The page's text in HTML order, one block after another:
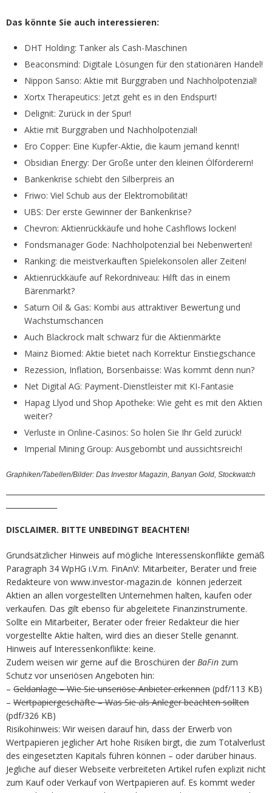
Das könnte Sie auch interessieren:
DHT Holding: Tanker als Cash-Maschinen
Beaconsmind: Digitale Lösungen für den stationären Handel!
Nippon Sanso: Aktie mit Burggraben und Nachholpotenzial!
Xortx Therapeutics: Jetzt geht es in den Endspurt!
Delignit: Zurück in der Spur!
Aktie mit Burggraben und Nachholpotenzial!
Ero Copper: Eine Kupfer-Aktie, die kaum jemand kennt!
Obsidian Energy: Der Große unter den kleinen Ölförderern!
Bankenkrise schiebt den Silberpreis an
Friwo: Viel Schub aus der Elektromobilität!
UBS: Der erste Gewinner der Bankenkrise?
Chevron: Aktienrückkäufe und hohe Cashflows locken!
Fondsmanager Gode: Nachholpotenzial bei Nebenwerten!
Ranking: die meistverkauften Spielekonsolen aller Zeiten!
Aktienrückkäufe auf Rekordniveau: Hilft das in einem
Bärenmarkt?
Saturn Oil & Gas: Kombi aus attraktiver Bewertung und
Wachstumschancen
Auch Blackrock malt schwarz für die Aktienmärkte
Mainz Biomed: Aktie bietet nach Korrektur Einstiegschance
Rezession, Inflation, Borsenbaisse: Was kommt denn nun?
Net Digital AG: Payment-Dienstleister mit KI-Fantasie
Hapag Llyod und Shop Apotheke: Wie geht es mit den Aktien
weiter?
Verluste in Online-Casinos: So holen Sie Ihr Geld zurück!
Imperial Mining Group: Ausgebombt und aussichtsreich!
Graphiken/Tabellen/Bilder: Das Investor Magazin, Banyan Gold, Stockwatch
DISCLAIMER. BITTE UNBEDINGT BEACHTEN!
Grundsätzlicher Hinweis auf mögliche Interessenskonflikte gemäß
Paragraph 34 WpHG i.V.m. FinAnV: Mitarbeiter, Berater und freie
Redakteure von www.investor-magazin.de können jederzeit
Aktien an allen vorgestellten Unternehmen halten, kaufen oder
verkaufen. Das gilt ebenso für abgeleitete Finanzinstrumente.
Sollte ein Mitarbeiter, Berater oder freier Redakteur die hier
vorgestellte Aktie halten, wird dies an dieser Stelle genannt.
Hinweis auf Interessenkonflikte: keine.
Zudem weisen wir gerne auf die Broschüren der BaFin zum
Schutz vor unseriösen Angeboten hin:
– Geldanlage – Wie Sie unseriöse Anbieter erkennen (pdf/113 KB)
– Wertpapiergeschäfte – Was Sie als Anleger beachten sollten
(pdf/326 KB)
Risikohinweis: Wir weisen darauf hin, dass der Erwerb von
Wertpapieren jeglicher Art hohe Risiken birgt, die zum Totalverlust
des eingesetzten Kapitals führen können – oder darüber hinaus.
Jegliche auf dieser Webseite verbreiteten Artikel rufen explizit nicht
zum Kauf oder Verkauf von Wertpapieren auf. Es kommt weder